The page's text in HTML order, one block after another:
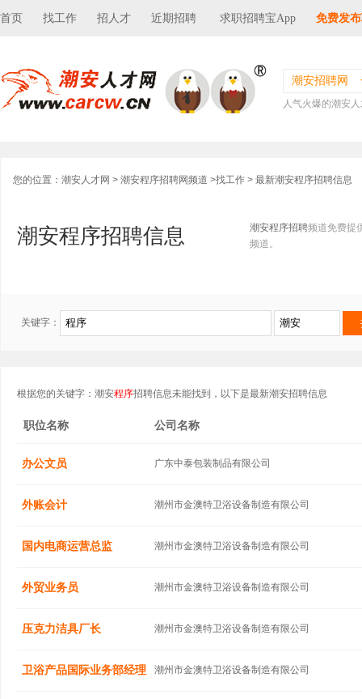
首页 找工作 招人才 近期招聘 求职招聘宝App 免费发
潮安招聘网
人气火爆的潮安
您的位置： 潮安人才网 > 潮安程序招聘网频道 >找工作 > 最新潮安程序招聘信息
潮安程序招聘信息 潮安程序招聘频道免费提
频道。
关键字：
根据您的关键字：潮安程序招聘信息未能找到，以下是最新潮安招聘信息
职位名称 公司名称
办公文员 广东中泰包装制品有限公司
外账会计 潮州市金澳特卫浴设备制造有限公司
国内电商运营总监 潮州市金澳特卫浴设备制造有限公司
外贸业务员 潮州市金澳特卫浴设备制造有限公司
压克力洁具厂长 潮州市金澳特卫浴设备制造有限公司
卫浴产品国际业务部经理 潮州市金澳特卫浴设备制造有限公司